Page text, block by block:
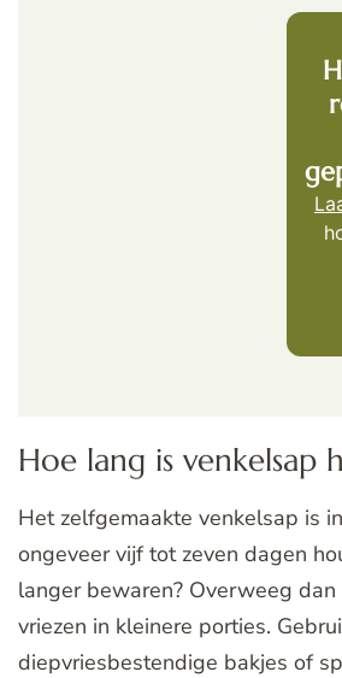
Hoe lang is venkelsap
Het zelfgemaakte venkelsap is
ongeveer vijf tot zeven dagen
langer bewaren? Overweeg
vriezen in kleinere porties.
diepvriesbestendige bakjes of